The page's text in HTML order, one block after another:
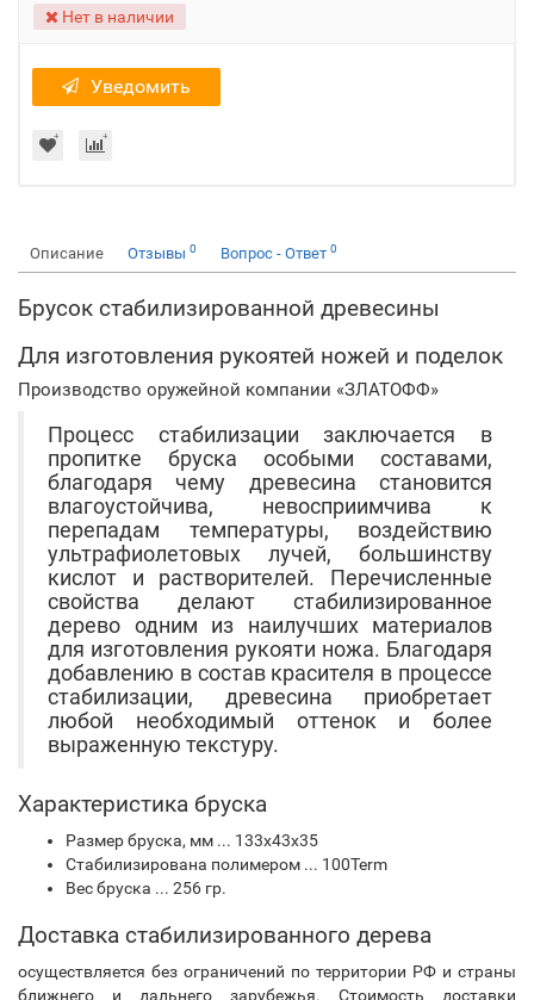
Нет в наличии
Уведомить
Описание Отзывы 0 Вопрос - Ответ 0
Брусок стабилизированной древесины
Для изготовления рукоятей ножей и поделок
Производство оружейной компании «ЗЛАТОФФ»
Процесс стабилизации заключается в
пропитке бруска особыми составами,
благодаря чему древесина становится
влагоустойчива, невосприимчива к
перепадам температуры, воздействию
ультрафиолетовых лучей, большинству
кислот и растворителей. Перечисленные
свойства делают стабилизированное
дерево одним из наилучших материалов
для изготовления рукояти ножа. Благодаря
добавлению в состав красителя в процессе
стабилизации, древесина приобретает
любой необходимый оттенок и более
выраженную текстуру.
Характеристика бруска
Размер бруска, мм ... 133х43х35
Стабилизирована полимером ... 100Term
Вес бруска ... 256 гр.
Доставка стабилизированного дерева
осуществляется без ограничений по территории РФ и страны
ближнего и дальнего зарубежья. Стоимость доставки